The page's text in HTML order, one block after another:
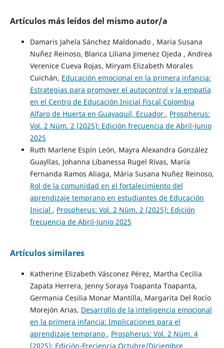
Artículos más leídos del mismo autor/a
Damaris Jahela Sánchez Maldonado , Maria Susana
Nuñez Reinoso, Blanca Liliana Jimenez Ojeda , Andrea
Verenice Cueva Rojas, Miryam Elizabeth Morales
Cuichán, Educación emocional en la primera infancia:
Estrategias para promover el autocontrol y la empatía
en el Centro de Educación Inicial Fiscal Colombia
Alfaro de Huerta en Guayaquil, Ecuador , Prospherus:
Vol. 2 Núm. 2 (2025): Edición frecuencia de Abril-Junio
2025
Ruth Marlene Espín León, Mayra Alexandra González
Guayllas, Johanna Libanessa Rugel Rivas, María
Fernanda Ramos Aliaga, Mária Susana Nuñez Reinoso,
Rol de la comunidad en el fortalecimiento del
aprendizaje temprano en estudiantes de Educación
Inicial , Prospherus: Vol. 2 Núm. 2 (2025): Edición
frecuencia de Abril-Junio 2025
Artículos similares
Katherine Elizabeth Vásconez Pérez, Martha Cecilia
Zapata Herrera, Jenny Soraya Toapanta Toapanta,
Germania Cesilia Monar Mantilla, Margarita Del Rocío
Morejón Arias, Desarrollo de la inteligencia emocional
en la primera infancia: Implicaciones para el
aprendizaje temprano , Prospherus: Vol. 2 Núm. 4
(2025): Edición-Freciencia Octubre/Diciembre